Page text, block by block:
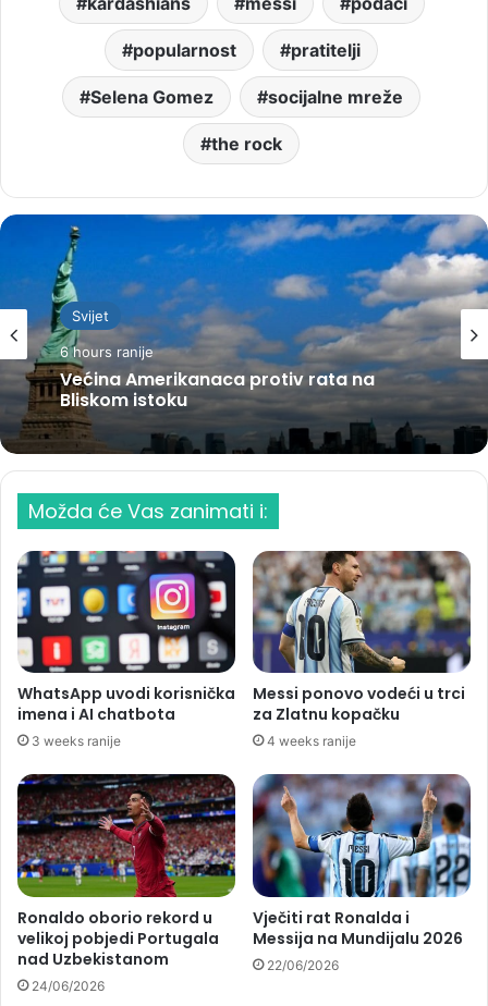
popularnost pratitelji
Selena Gomez socijalne mreže
the rock
Svijet
6 hours ranije
Većina Amerikanaca protiv rata na
Bliskom istoku
Možda će Vas zanimati i:
WhatsApp uvodi korisnička
imena i AI chatbota
3 weeks ranije
Messi ponovo vodeći u trci
za Zlatnu kopačku
4 weeks ranije
Ronaldo oborio rekord u
velikoj pobjedi Portugala
nad Uzbekistanom
24/06/2026
Vječiti rat Ronalda i
Messija na Mundijalu 2026
22/06/2026